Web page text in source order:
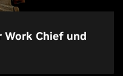
Chief und